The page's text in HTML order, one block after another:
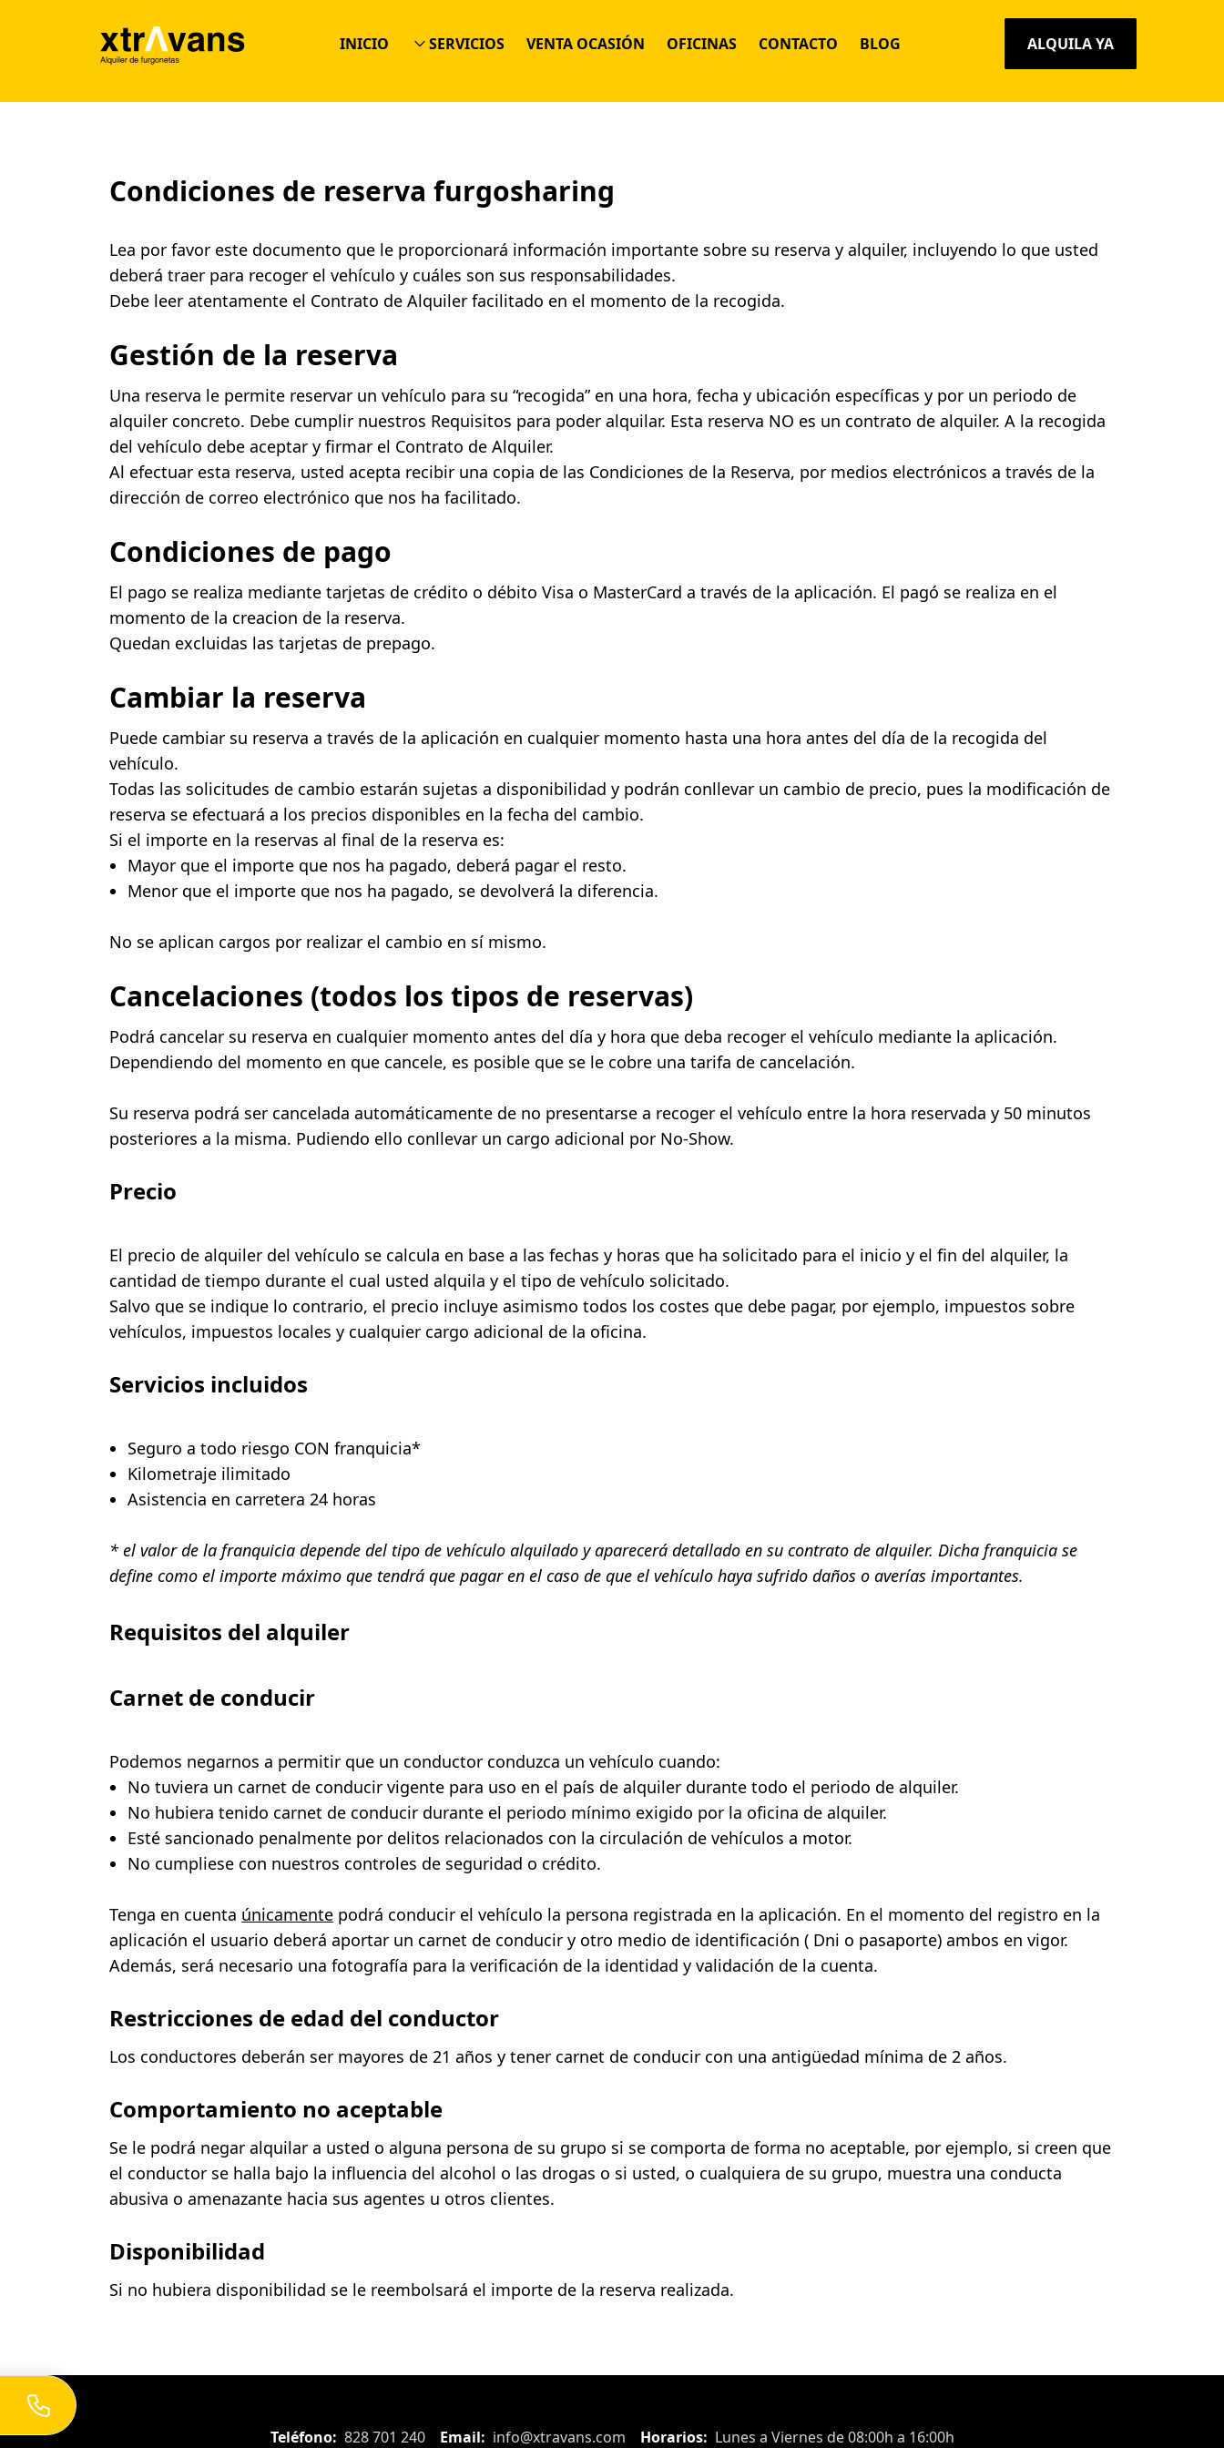
INICIO SERVICIOS
ALQUILER POR HORAS
VENTA OCASIÓN OFICINAS CONTACTO BLOG ALQUILA YA
Condiciones de reserva furgosharing
Lea por favor este documento que le proporcionará información importante sobre su reserva y alquiler, incluyendo lo que usted
deberá traer para recoger el vehículo y cuáles son sus responsabilidades.
Debe leer atentamente el Contrato de Alquiler facilitado en el momento de la recogida.
Gestión de la reserva
Una reserva le permite reservar un vehículo para su “recogida” en una hora, fecha y ubicación específicas y por un periodo de
alquiler concreto. Debe cumplir nuestros Requisitos para poder alquilar. Esta reserva NO es un contrato de alquiler. A la recogida
del vehículo debe aceptar y firmar el Contrato de Alquiler.
Al efectuar esta reserva, usted acepta recibir una copia de las Condiciones de la Reserva, por medios electrónicos a través de la
dirección de correo electrónico que nos ha facilitado.
Condiciones de pago
El pago se realiza mediante tarjetas de crédito o débito Visa o MasterCard a través de la aplicación. El pagó se realiza en el
momento de la creacion de la reserva.
Quedan excluidas las tarjetas de prepago.
Cambiar la reserva
Puede cambiar su reserva a través de la aplicación en cualquier momento hasta una hora antes del día de la recogida del
vehículo.
Todas las solicitudes de cambio estarán sujetas a disponibilidad y podrán conllevar un cambio de precio, pues la modificación de
reserva se efectuará a los precios disponibles en la fecha del cambio.
Si el importe en la reservas al final de la reserva es:
Mayor que el importe que nos ha pagado, deberá pagar el resto.
Menor que el importe que nos ha pagado, se devolverá la diferencia.
No se aplican cargos por realizar el cambio en sí mismo.
Cancelaciones (todos los tipos de reservas)
Podrá cancelar su reserva en cualquier momento antes del día y hora que deba recoger el vehículo mediante la aplicación.
Dependiendo del momento en que cancele, es posible que se le cobre una tarifa de cancelación.
Su reserva podrá ser cancelada automáticamente de no presentarse a recoger el vehículo entre la hora reservada y 50 minutos
posteriores a la misma. Pudiendo ello conllevar un cargo adicional por No-Show.
Precio
El precio de alquiler del vehículo se calcula en base a las fechas y horas que ha solicitado para el inicio y el fin del alquiler, la
cantidad de tiempo durante el cual usted alquila y el tipo de vehículo solicitado.
Salvo que se indique lo contrario, el precio incluye asimismo todos los costes que debe pagar, por ejemplo, impuestos sobre
vehículos, impuestos locales y cualquier cargo adicional de la oficina.
Servicios incluidos
Seguro a todo riesgo CON franquicia*
Kilometraje ilimitado
Asistencia en carretera 24 horas
* el valor de la franquicia depende del tipo de vehículo alquilado y aparecerá detallado en su contrato de alquiler. Dicha franquicia se
define como el importe máximo que tendrá que pagar en el caso de que el vehículo haya sufrido daños o averías importantes.
Requisitos del alquiler
Carnet de conducir
Podemos negarnos a permitir que un conductor conduzca un vehículo cuando:
No tuviera un carnet de conducir vigente para uso en el país de alquiler durante todo el periodo de alquiler.
No hubiera tenido carnet de conducir durante el periodo mínimo exigido por la oficina de alquiler.
Esté sancionado penalmente por delitos relacionados con la circulación de vehículos a motor.
No cumpliese con nuestros controles de seguridad o crédito.
Tenga en cuenta únicamente podrá conducir el vehículo la persona registrada en la aplicación. En el momento del registro en la
aplicación el usuario deberá aportar un carnet de conducir y otro medio de identificación ( Dni o pasaporte) ambos en vigor.
Además, será necesario una fotografía para la verificación de la identidad y validación de la cuenta.
Restricciones de edad del conductor
Los conductores deberán ser mayores de 21 años y tener carnet de conducir con una antigüedad mínima de 2 años.
Comportamiento no aceptable
Se le podrá negar alquilar a usted o alguna persona de su grupo si se comporta de forma no aceptable, por ejemplo, si creen que
el conductor se halla bajo la influencia del alcohol o las drogas o si usted, o cualquiera de su grupo, muestra una conducta
abusiva o amenazante hacia sus agentes u otros clientes.
Disponibilidad
Si no hubiera disponibilidad se le reembolsará el importe de la reserva realizada.
Teléfono: 828 701 240 Email: info@xtravans.com Horarios: Lunes a Viernes de 08:00h a 16:00h